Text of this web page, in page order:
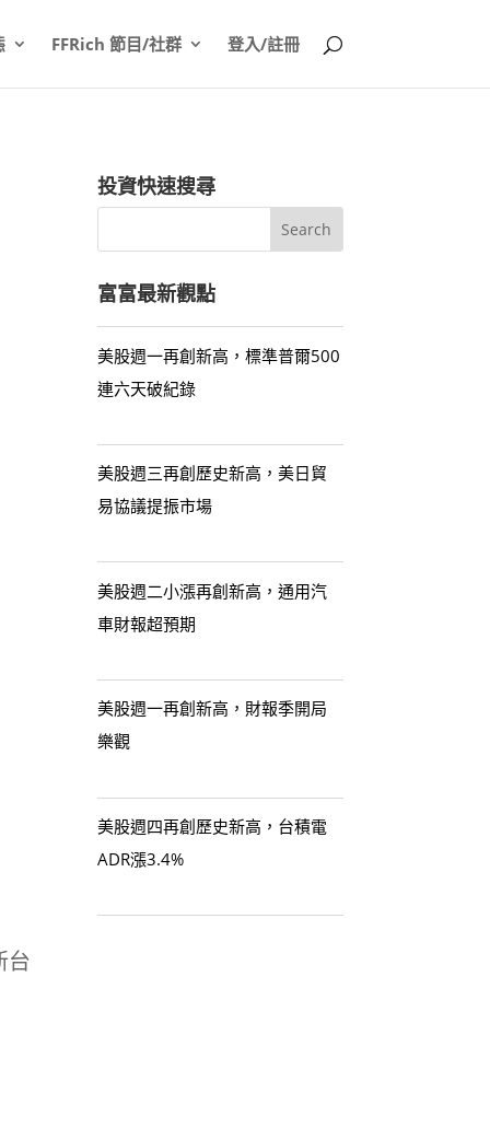
FFRich 節目/社群 登入/註冊
台
投資快速搜尋
富富最新觀點
美股週一再創新高，標準普爾500
連六天破紀錄
美股週三再創歷史新高，美日貿
易協議提振市場
美股週二小漲再創新高，通用汽
車財報超預期
美股週一再創新高，財報季開局
樂觀
美股週四再創歷史新高，台積電
ADR漲3.4%